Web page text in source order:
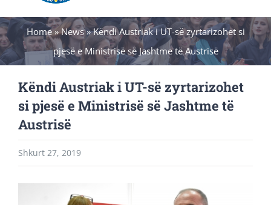
Home»News»Këndi Austriak i UT-së zyrtarizohet si
pjesë e Ministrisë së Jashtme të Austrisë
Këndi Austriak i UT-së zyrtarizohet
si pjesë e Ministrisë së Jashtme të
Austrisë
Shkurt 27, 2019